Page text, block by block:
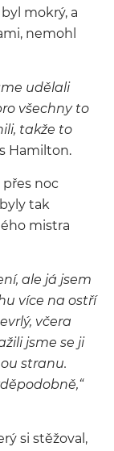
mokrý, a
nemohl
udělali
všechny to
takže to
Hamilton.
přes noc
tak
mistra
ale já jsem
více na ostří
včera
jsme se ji
stranu.
si stěžoval,